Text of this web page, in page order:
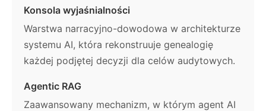
Konsola wyjaśnialności
Warstwa narracyjno-dowodowa w architekturze
systemu AI, która rekonstruuje genealogię
każdej podjętej decyzji dla celów audytowych.
Agentic RAG
Zaawansowany mechanizm, w którym agent AI